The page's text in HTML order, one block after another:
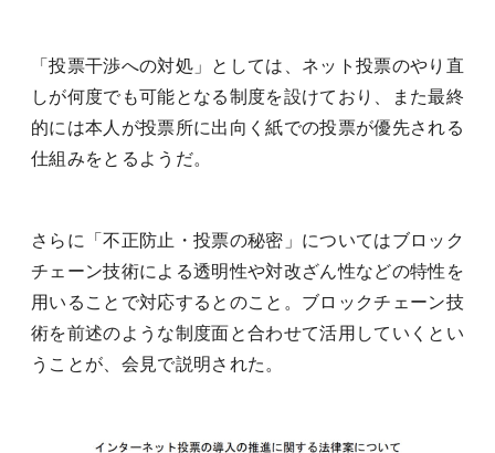
「投票干渉への対処」としては、ネット投票のやり直
しが何度でも可能となる制度を設けており、また最終
的には本人が投票所に出向く紙での投票が優先される
仕組みをとるようだ。
さらに「不正防止・投票の秘密」についてはブロック
チェーン技術による透明性や対改ざん性などの特性を
用いることで対応するとのこと。ブロックチェーン技
術を前述のような制度面と合わせて活用していくとい
うことが、会見で説明された。